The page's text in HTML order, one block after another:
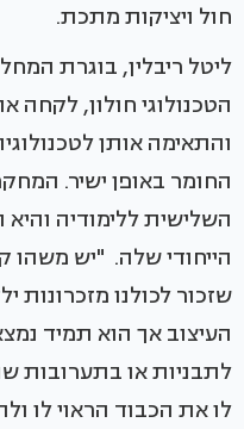
חול ויציקות מתכת.
ליטל ריבלין, בוגרת
הטכנולוגי חולון,
והתאימה אותן
החומר באופן ישיר.
השלישית ללימודיה
הייחודי שלה. "יש משהו
שזכור לכולנו מזכרונות
העיצוב אך הוא תמיד
לתבניות או בתערובות
לו את הכבוד הראוי לו